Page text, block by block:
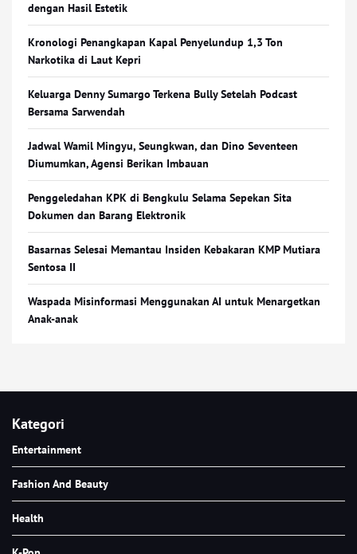
dengan Hasil Estetik
Kronologi Penangkapan Kapal Penyelundup 1,3 Ton
Narkotika di Laut Kepri
Keluarga Denny Sumargo Terkena Bully Setelah Podcast
Bersama Sarwendah
Jadwal Wamil Mingyu, Seungkwan, dan Dino Seventeen
Diumumkan, Agensi Berikan Imbauan
Penggeledahan KPK di Bengkulu Selama Sepekan Sita
Dokumen dan Barang Elektronik
Basarnas Selesai Memantau Insiden Kebakaran KMP Mutiara
Sentosa II
Waspada Misinformasi Menggunakan AI untuk Menargetkan
Anak-anak
Kategori
Entertainment
Fashion And Beauty
Health